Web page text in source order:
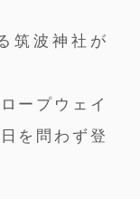
筑波神社が
ープウェイ
を問わず登